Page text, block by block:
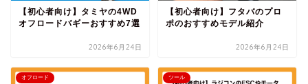
【初心者向け】タミヤの4WD
オフロードバギーおすすめ7選
2026年6月24日
【初心者向け】フタバのプロ
ポのおすすめモデル紹介
2026年6月24日
オフロード ツール